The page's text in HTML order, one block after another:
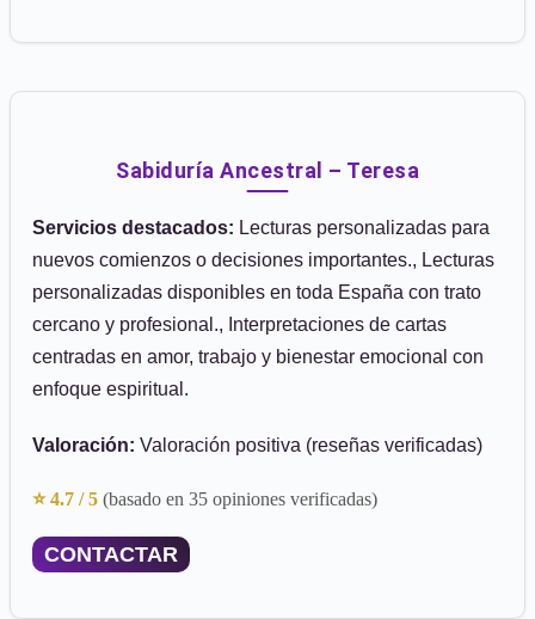
Sabiduría Ancestral – Teresa
Servicios destacados: Lecturas personalizadas para
nuevos comienzos o decisiones importantes., Lecturas
personalizadas disponibles en toda España con trato
cercano y profesional., Interpretaciones de cartas
centradas en amor, trabajo y bienestar emocional con
enfoque espiritual.
Valoración: Valoración positiva (reseñas verificadas)
⭐ 4.7 / 5 (basado en 35 opiniones verificadas)
CONTACTAR